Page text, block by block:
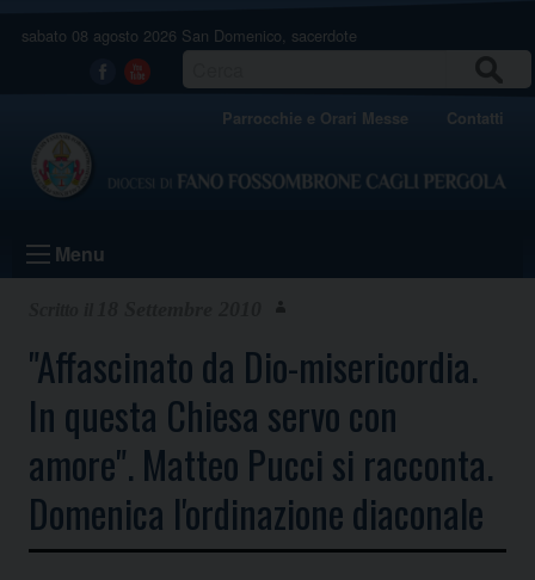
sabato 08 agosto 2026 San Domenico, sacerdote
Facebook
Youtube
Parrocchie e Orari Messe Contatti
Menu
"Affascinato da Dio-misericordia.
In questa Chiesa servo con
amore". Matteo Pucci si racconta.
Domenica l'ordinazione diaconale